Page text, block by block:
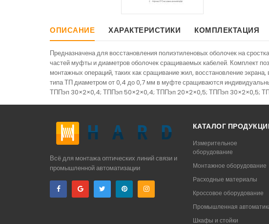
ОПИСАНИЕ ХАРАКТЕРИСТИКИ КОМПЛЕКТАЦИЯ
Предназначена для восстановления полиэтиленовых оболочек на
частей муфты и диаметров оболочек сращиваемых кабелей. Комплект
монтажных операций, таких как сращивание жил, восстановление
типа ТП диаметром от 0,4 до 0,7 мм в муфте сращиваются
ТППэп 30×2×0,4; ТППэп 50×2×0,4; ТППэп 20×2×0,5; ТППэп 30×2×0,5;
Всё для монтажа оптических линий связи и
промышленной автоматизации
КАТАЛОГ
Измерительное
оборудование
Монтажное оборудование
Расходные материалы
Кроссовое оборудование
Промышленная
Шкафы и стойки